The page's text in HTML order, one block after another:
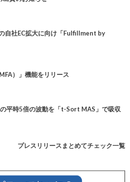
自社EC拡大に向け「Fulfillment by
）」機能をリリース
平時5倍の波動を「t-Sort MAS」で吸収
プレスリリースまとめてチェック一覧